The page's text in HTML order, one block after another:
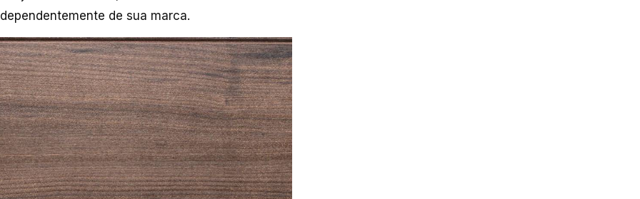
de sua marca.